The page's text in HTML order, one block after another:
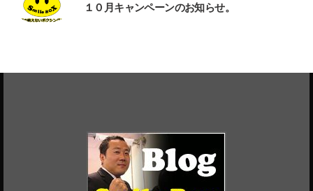
１０月キャンペーンのお知らせ。